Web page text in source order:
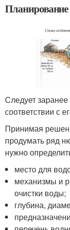
Планирование
Следует
соответствии с
Принимая
продумать ряд
нужно
место для
механизмы и
очистки воды;
глубина,